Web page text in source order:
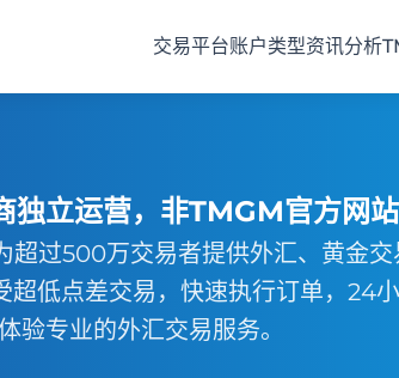
交易平台账户类型资讯分析
立运营，非TMGM官方网站
过500万交易者提供外汇、黄金交
低点差交易，快速执行订单，24
验专业的外汇交易服务。